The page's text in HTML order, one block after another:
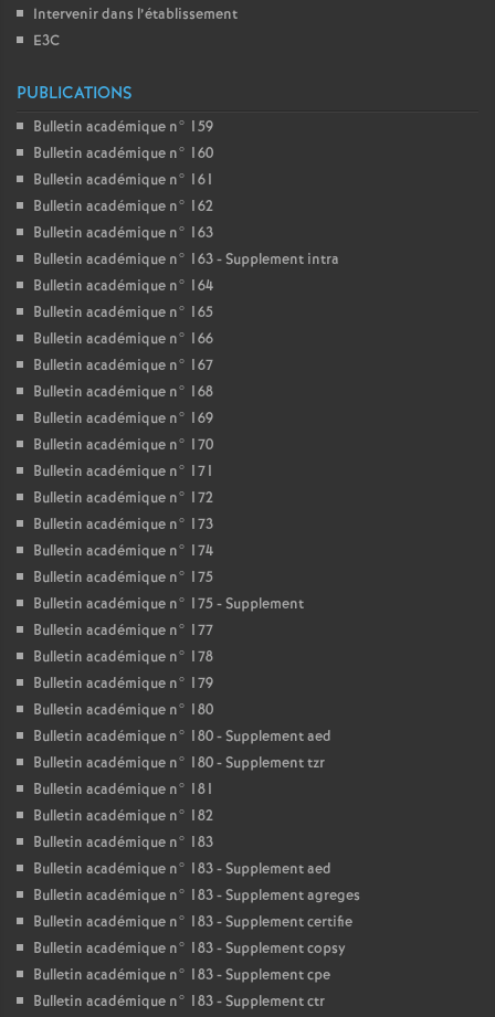
Intervenir dans l’établissement
E3C
PUBLICATIONS
Bulletin académique n° 159
Bulletin académique n° 160
Bulletin académique n° 161
Bulletin académique n° 162
Bulletin académique n° 163
Bulletin académique n° 163 - Supplement intra
Bulletin académique n° 164
Bulletin académique n° 165
Bulletin académique n° 166
Bulletin académique n° 167
Bulletin académique n° 168
Bulletin académique n° 169
Bulletin académique n° 170
Bulletin académique n° 171
Bulletin académique n° 172
Bulletin académique n° 173
Bulletin académique n° 174
Bulletin académique n° 175
Bulletin académique n° 175 - Supplement
Bulletin académique n° 177
Bulletin académique n° 178
Bulletin académique n° 179
Bulletin académique n° 180
Bulletin académique n° 180 - Supplement aed
Bulletin académique n° 180 - Supplement tzr
Bulletin académique n° 181
Bulletin académique n° 182
Bulletin académique n° 183
Bulletin académique n° 183 - Supplement aed
Bulletin académique n° 183 - Supplement agreges
Bulletin académique n° 183 - Supplement certifie
Bulletin académique n° 183 - Supplement copsy
Bulletin académique n° 183 - Supplement cpe
Bulletin académique n° 183 - Supplement ctr